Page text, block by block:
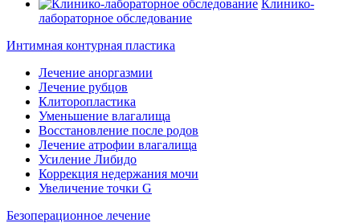
Клинико-
лабораторное обследование
Интимная контурная пластика
Лечение аноргазмии
Лечение рубцов
Клиторопластика
Уменьшение влагалища
Восстановление после родов
Лечение атрофии влагалища
Усиление Либидо
Коррекция недержания мочи
Увеличение точки G
Безоперационное лечение